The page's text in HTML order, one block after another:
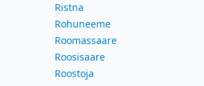
Ristna
Rohuneeme
Roomassaare
Roosisaare
Roostoja